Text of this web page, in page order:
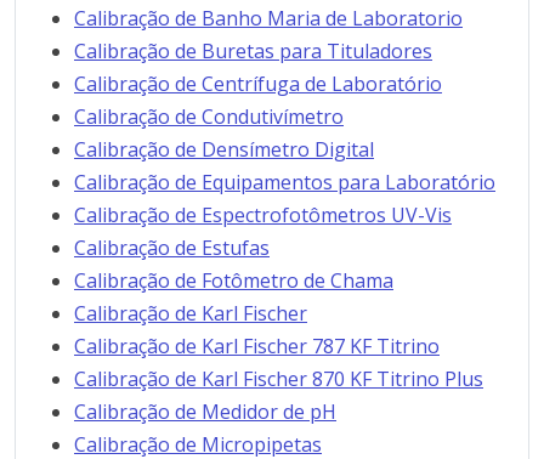
Calibração de Banho Maria de Laboratorio
Calibração de Buretas para Tituladores
Calibração de Centrífuga de Laboratório
Calibração de Condutivímetro
Calibração de Densímetro Digital
Calibração de Equipamentos para Laboratório
Calibração de Espectrofotômetros UV-Vis
Calibração de Estufas
Calibração de Fotômetro de Chama
Calibração de Karl Fischer
Calibração de Karl Fischer 787 KF Titrino
Calibração de Karl Fischer 870 KF Titrino Plus
Calibração de Medidor de pH
Calibração de Micropipetas